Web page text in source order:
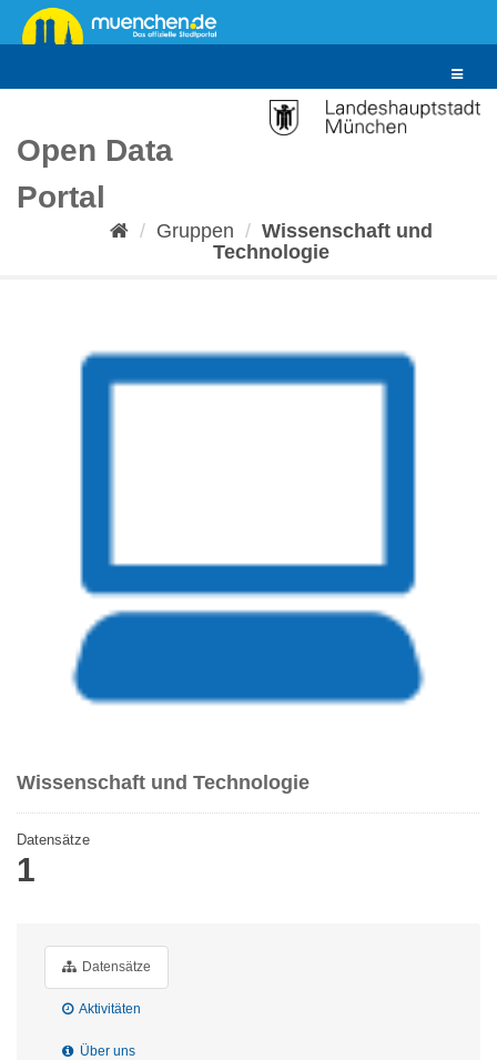
Überspringen
zum
Toggle
Open Data
Portal
Gruppen
Wissenschaft und
Technologie
Wissenschaft und Technologie
Datensätze
1
Datensätze
Aktivitäten
Über uns